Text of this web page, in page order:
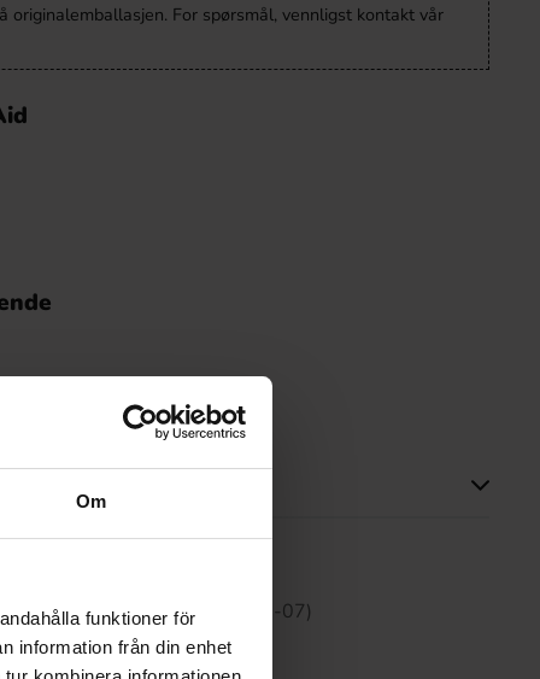
Om
funktioner för
information från din enhet
originalemballasjen. For spørsmål, vennligst kontakt vår
produktet har ingen anmeldelser
dagene er 11.99 kr (2026-08-07)